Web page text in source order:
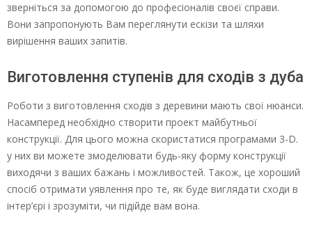
зверніться за допомогою до професіоналів своєї справи.
Вони запропонують Вам переглянути ескізи та шляхи
вирішення ваших запитів.
Виготовлення ступенів для сходів з дуба
Роботи з виготовлення сходів з деревини мають свої нюанси.
Насамперед необхідно створити проект майбутньої
конструкції. Для цього можна скористатися програмами 3-D.
у них ви можете змоделювати будь-яку форму конструкції
виходячи з ваших бажань і можливостей. Також, це хороший
спосіб отримати уявлення про те, як буде виглядати сходи в
інтер’єрі і зрозуміти, чи підійде вам вона.